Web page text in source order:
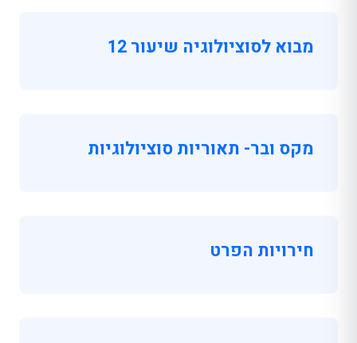
מבוא לסוציולוגיה שיעור 12
מקס ובר- תאוריות סוציולוגיות
חירויות הפרט